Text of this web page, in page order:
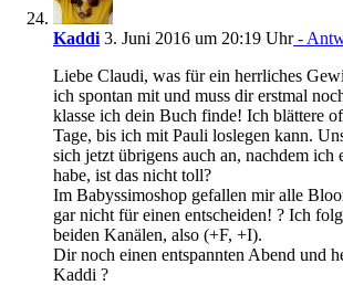
Kaddi 3. Juni 2016 um 20:19 Uhr-
Liebe Claudi, was für ein herrliches
ich spontan mit und muss dir erstmal
klasse ich dein Buch finde! Ich blättere
Tage, bis ich mit Pauli loslegen kann.
sich jetzt übrigens auch an, nachdem ich
habe, ist das nicht toll?
Im Babyssimoshop gefallen mir alle
gar nicht für einen entscheiden! ? Ich
beiden Kanälen, also (+F, +I).
Dir noch einen entspannten Abend und
Kaddi ?